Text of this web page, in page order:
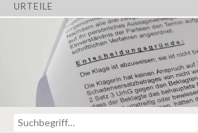
URTEILE